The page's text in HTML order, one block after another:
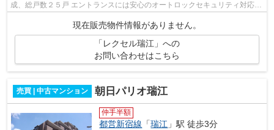
成、総戸数２５戸 エントランスには安心のオートロックセキュリティ対応
現在販売物件情報がありません。
「レクセル瑞江」への
お問い合わせはこちら
売買 | 中古マンション 朝日パリオ瑞江
仲手半額
都営新宿線 「瑞江 」駅 徒歩3分